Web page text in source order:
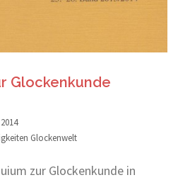
Glockenkunde
Glockenwelt
zur Glockenkunde in